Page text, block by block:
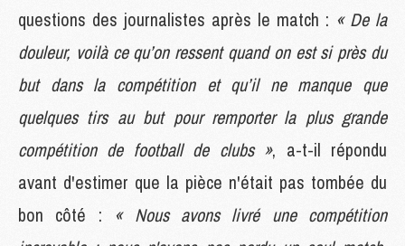
questions des journalistes après le match : « De la
douleur, voilà ce qu’on ressent quand on est si près du
but dans la compétition et qu’il ne manque que
quelques tirs au but pour remporter la plus grande
compétition de football de clubs », a-t-il répondu
avant d'estimer que la pièce n'était pas tombée du
bon côté : « Nous avons livré une compétition